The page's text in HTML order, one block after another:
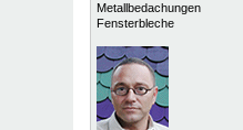
Metallbedachungen
Fensterbleche